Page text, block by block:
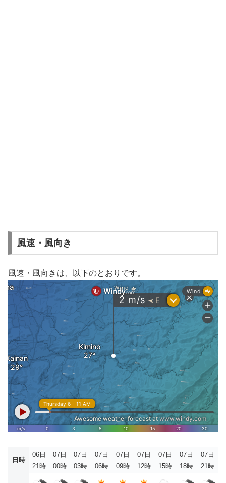
風速・風向き
風速・風向きは、以下のとおりです。
日時
06日
21時
07日
00時
07日
03時
07日
06時
07日
09時
07日
12時
07日
15時
07日
18時
07日
21時